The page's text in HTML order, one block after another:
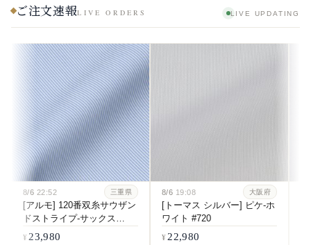
ご注文速報LIVE ORDERS LIVE UPDATING
8/6 22:52 三重県
[アルモ] 120番双糸サウザン
ドストライプ-サックス
#6084
23,980
8/6 19:08 大阪府
[トーマス シルバー] ピケ-ホ
ワイト #720
22,980